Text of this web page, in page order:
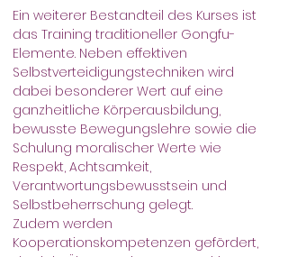
Ein weiterer Bestandteil des Kurses ist
das Training traditioneller Gongfu-
Elemente. Neben effektiven
Selbstverteidigungstechniken wird
dabei besonderer Wert auf eine
ganzheitliche Körperausbildung,
bewusste Bewegungslehre sowie die
Schulung moralischer Werte wie
Respekt, Achtsamkeit,
Verantwortungsbewusstsein und
Selbstbeherrschung gelegt.
Zudem werden
Kooperationskompetenzen gefördert,